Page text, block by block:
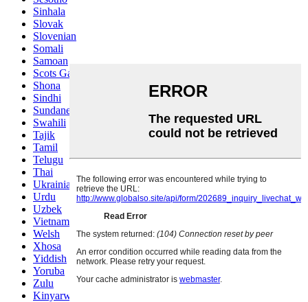
Sinhala
Slovak
Slovenian
Somali
Samoan
Scots Gaelic
Shona
Sindhi
Sundanese
Swahili
Tajik
Tamil
Telugu
Thai
Ukrainian
Urdu
Uzbek
Vietnamese
Welsh
Xhosa
Yiddish
Yoruba
Zulu
Kinyarwanda